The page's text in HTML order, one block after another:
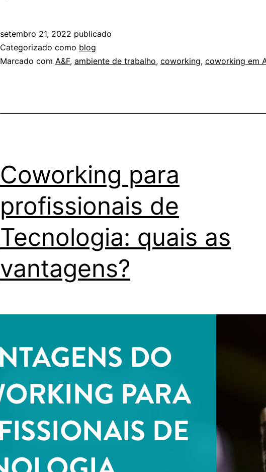
setembro 21, 2022 publicado
Categorizado como blog
Marcado com A&F, ambiente de trabalho, coworking, coworking em
Coworking para
profissionais de
Tecnologia: quais as
vantagens?